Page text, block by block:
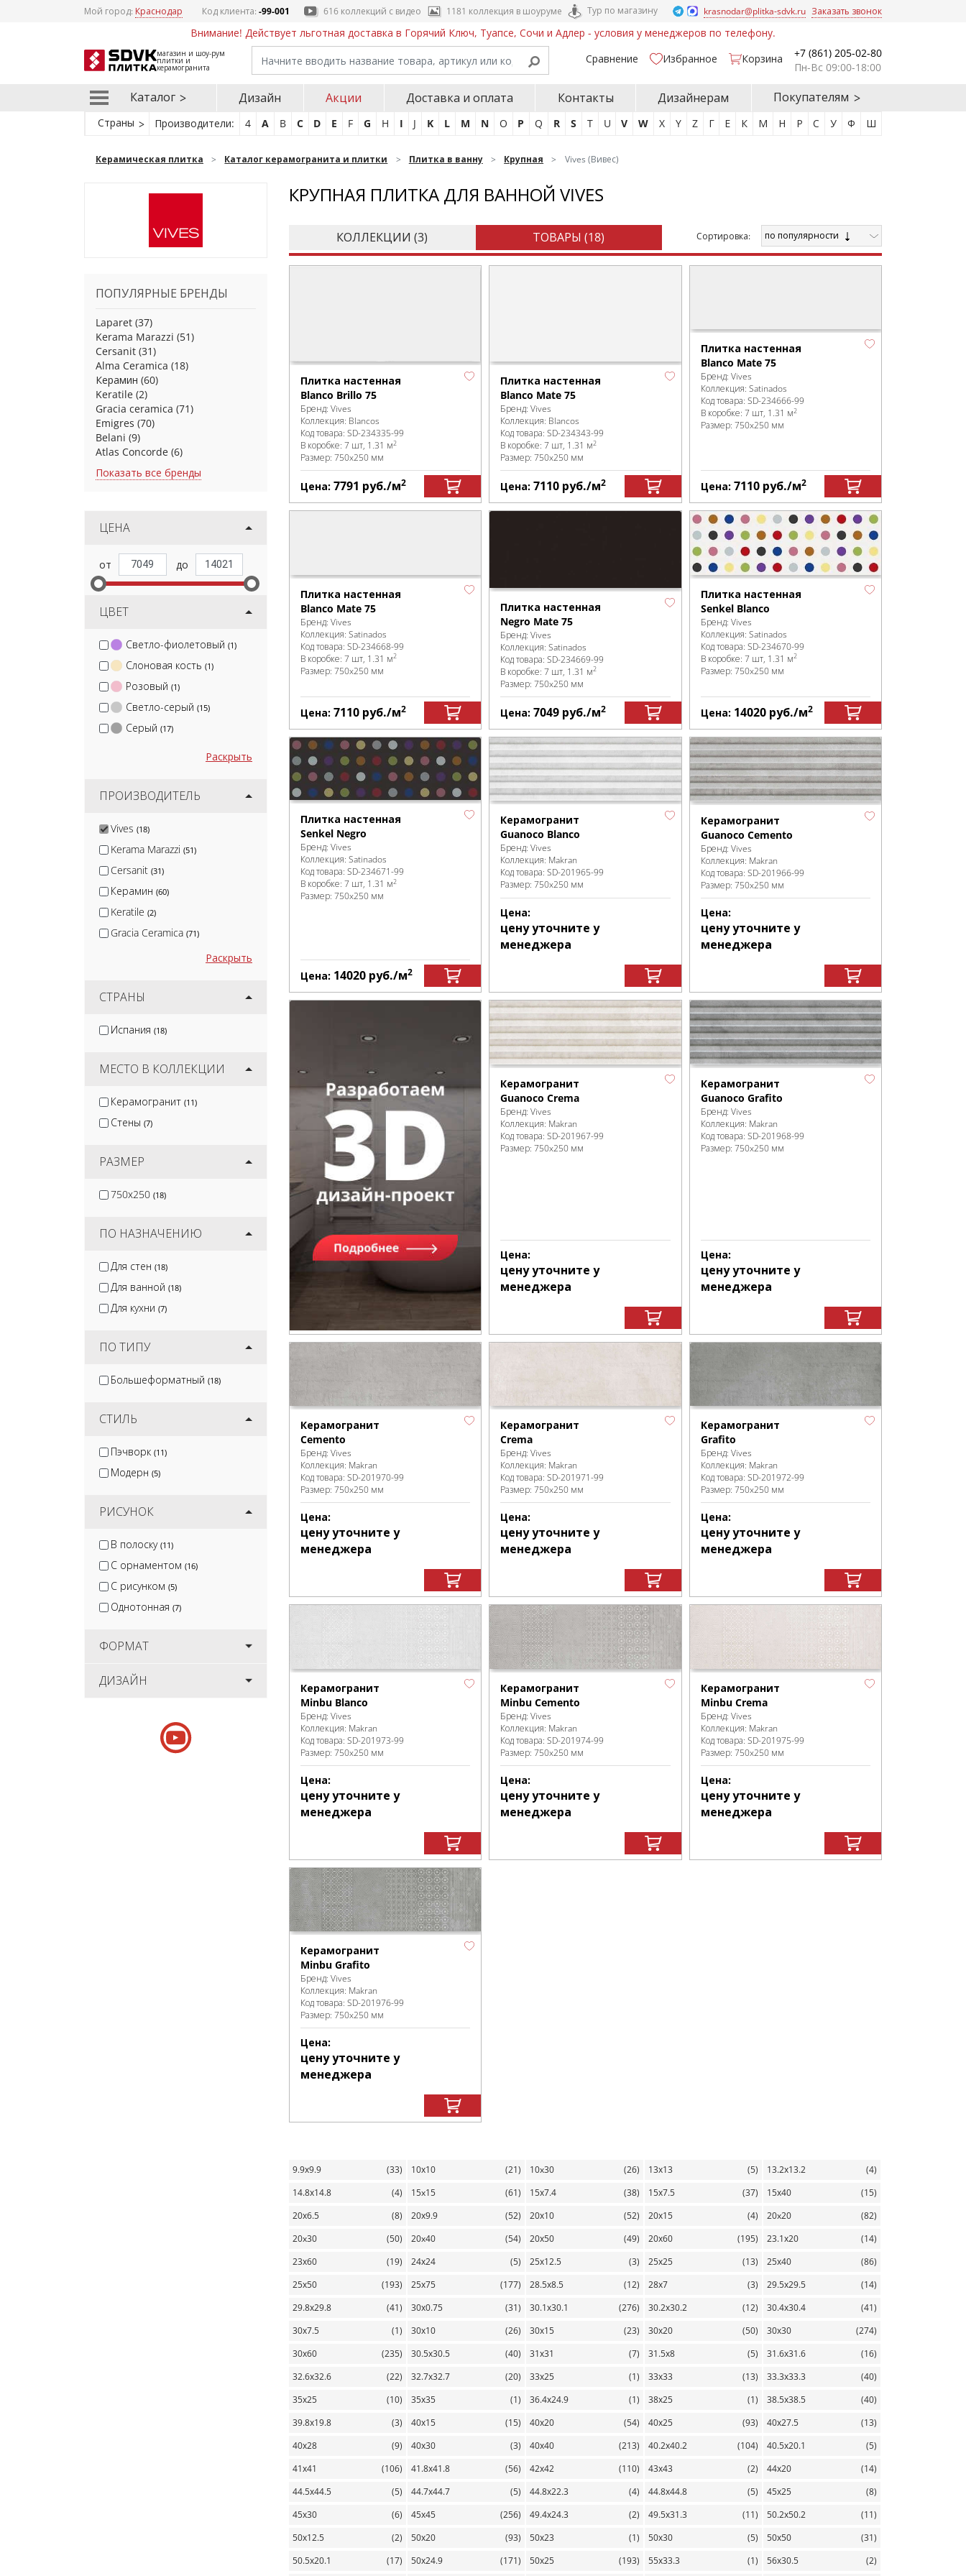
Мой город: Краснодар Код клиента:-99-001 616 коллекций с видео 1181 коллекция в шоуруме Тур по магазину krasnodar@plitka-sdvk.ru Заказать звонок
Внимание! Действует льготная доставка в Горячий Ключ, Туапсе, Сочи и Адлер - условия у менеджеров по телефону.
магазин и шоу-рум
плитки и
керамогранита
Сравнение Избранное Корзина
+7 (861) 205-02-80
Пн-Вс 09:00-18:00
Каталог Дизайн Акции Доставка и оплата Контакты Дизайнерам Покупателям
Страны Производители: 4 A B C D E F G H I J K L M N O P Q R S T U V W X Y Z Г Е К М Н Р С У Ф Ш
Керамическая плитка Каталог керамогранита и плитки Плитка в ванну Крупная Vives (Вивес)
ПОПУЛЯРНЫЕ БРЕНДЫ
Laparet (37)
Kerama Marazzi (51)
Cersanit (31)
Alma Ceramica (18)
Керамин (60)
Keratile (2)
Gracia ceramica (71)
Emigres (70)
Belani (9)
Atlas Concorde (6)
Показать все бренды
ЦЕНА
ЦВЕТ
Светло-фиолетовый (1)
Слоновая кость (1)
Розовый (1)
Светло-серый (15)
Серый (17)
Раскрыть
ПРОИЗВОДИТЕЛЬ
Vives (18)
Kerama Marazzi (51)
Cersanit (31)
Керамин (60)
Keratile (2)
Gracia Ceramica (71)
Atlas Concorde
Ege Seramik
Раскрыть
СТРАНЫ
Испания (18)
МЕСТО В КОЛЛЕКЦИИ
Керамогранит (11)
Стены (7)
РАЗМЕР
750x250 (18)
ПО НАЗНАЧЕНИЮ
Для стен (18)
Для ванной (18)
Для кухни (7)
ПО ТИПУ
Большеформатный (18)
СТИЛЬ
Пэчворк (11)
Модерн (5)
РИСУНОК
В полоску (11)
С орнаментом (16)
С рисунком (5)
Однотонная (7)
ФОРМАТ
ДИЗАЙН
КРУПНАЯ ПЛИТКА ДЛЯ ВАННОЙ VIVES
КОЛЛЕКЦИИ (3) ТОВАРЫ (18) Cортировка: по популярности
Плитка настенная
Blanco Brillo 75
Бренд: Vives
Коллекция: Blancos
Код товара: SD-234335-99
В коробке: 7 шт, 1.31 м2
Размер: 750x250 мм
Цена: 7791 руб./м2
Плитка настенная
Blanco Mate 75
Бренд:Vives
Коллекция: Blancos
Код товара:SD-234343-99
В коробке:7 шт, 1.31 м2
Размер:750x250 мм
Цена:7110 руб./м2
Плитка настенная
Blanco Mate 75
Бренд: Vives
Коллекция: Satinados
Код товара: SD-234666-99
В коробке: 7 шт, 1.31 м2
Размер: 750x250 мм
Цена: 7110 руб./м2
Плитка настенная
Blanco Mate 75
Бренд: Vives
Коллекция: Satinados
Код товара: SD-234668-99
В коробке: 7 шт, 1.31 м2
Размер: 750x250 мм
Цена: 7110 руб./м2
Плитка настенная
Negro Mate 75
Бренд:Vives
Коллекция:Satinados
Код товара:SD-234669-99
В коробке:7 шт, 1.31 м2
Размер:750x250 мм
Цена:7049 руб./м2
Плитка настенная
Senkel Blanco
Бренд: Vives
Коллекция: Satinados
Код товара: SD-234670-99
В коробке: 7 шт, 1.31 м2
Размер: 750x250 мм
Цена: 14020 руб./м2
Плитка настенная
Senkel Negro
Бренд: Vives
Коллекция: Satinados
Код товара: SD-234671-99
В коробке: 7 шт, 1.31 м2
Размер: 750x250 мм
Цена: 14020 руб./м2
Керамогранит
Guanoco Blanco
Бренд:Vives
Коллекция: Makran
Код товара:SD-201965-99
Размер:750x250 мм
Цена:
цену уточните у
менеджера
Керамогранит
Guanoco Cemento
Бренд: Vives
Коллекция: Makran
Код товара: SD-201966-99
Размер: 750x250 мм
Цена:
цену уточните у
менеджера
Керамогранит
Guanoco Crema
Бренд:Vives
Коллекция: Makran
Код товара:SD-201967-99
Размер:750x250 мм
Цена:
цену уточните у
менеджера
Керамогранит
Guanoco Grafito
Бренд: Vives
Коллекция: Makran
Код товара: SD-201968-99
Размер: 750x250 мм
Цена:
цену уточните у
менеджера
Керамогранит
Cemento
Бренд: Vives
Коллекция: Makran
Код товара: SD-201970-99
Размер: 750x250 мм
Цена:
цену уточните у
менеджера
Керамогранит
Crema
Бренд:Vives
Коллекция: Makran
Код товара:SD-201971-99
Размер:750x250 мм
Цена:
цену уточните у
менеджера
Керамогранит
Grafito
Бренд: Vives
Коллекция: Makran
Код товара: SD-201972-99
Размер: 750x250 мм
Цена:
цену уточните у
менеджера
Керамогранит
Minbu Blanco
Бренд: Vives
Коллекция: Makran
Код товара: SD-201973-99
Размер: 750x250 мм
Цена:
цену уточните у
менеджера
Керамогранит
Minbu Cemento
Бренд:Vives
Коллекция: Makran
Код товара:SD-201974-99
Размер:750x250 мм
Цена:
цену уточните у
менеджера
Керамогранит
Minbu Crema
Бренд: Vives
Коллекция: Makran
Код товара: SD-201975-99
Размер: 750x250 мм
Цена:
цену уточните у
менеджера
Керамогранит
Minbu Grafito
Бренд: Vives
Коллекция: Makran
Код товара: SD-201976-99
Размер: 750x250 мм
Цена:
цену уточните у
менеджера
9.9х9.9 (33) 10х10 (21) 10x30 (26) 13х13 (5) 13.2х13.2
(4)
14.8х14.8
(4) 15x15 (61) 15х7.4 (38) 15х7.5 (37) 15х40
(15)
20х6.5
(8) 20х9.9 (52) 20х10 (52) 20х15 (4) 20x20
(82)
20x30
(50) 20x40 (54) 20х50 (49) 20х60 (195) 23.1х20
(14)
23х60
(19) 24х24 (5) 25х12.5 (3) 25х25 (13) 25х40
(86)
25х50
(193) 25х75 (177) 28.5х8.5 (12) 28х7 (3) 29.5х29.5
(14)
29.8х29.8
(41) 30х0.75 (31) 30.1х30.1 (276) 30.2х30.2 (12) 30.4х30.4
(41)
30х7.5
(1) 30х10 (26) 30х15 (23) 30х20 (50) 30х30
(274)
30х60
(235) 30.5х30.5 (40) 31х31 (7) 31.5х8 (5) 31.6х31.6
(16)
32.6х32.6
(22) 32.7х32.7 (20) 33х25 (1) 33х33 (13) 33.3х33.3
(40)
35х25
(10) 35х35 (1) 36.4х24.9 (1) 38х25 (1) 38.5х38.5
(40)
39.8х19.8
(3) 40х15 (15) 40х20 (54) 40х25 (93) 40х27.5
(13)
40х28
(9) 40х30 (3) 40х40 (213) 40.2х40.2 (104) 40.5х20.1
(5)
41х41
(106) 41.8х41.8 (56) 42х42 (110) 43х43 (2) 44х20
(14)
44.5х44.5
(5) 44.7х44.7 (5) 44.8х22.3 (4) 44.8х44.8 (5) 45х25
(8)
45х30
(6) 45х45 (256) 49.4х24.3 (2) 49.5х31.3 (11) 50.2х50.2
(11)
50х12.5
(2) 50х20 (93) 50х23 (1) 50х30 (5) 50х50
(31)
50.5х20.1
(17) 50х24.9 (171) 50х25 (193) 55х33.3 (1) 56х30.5 (2)